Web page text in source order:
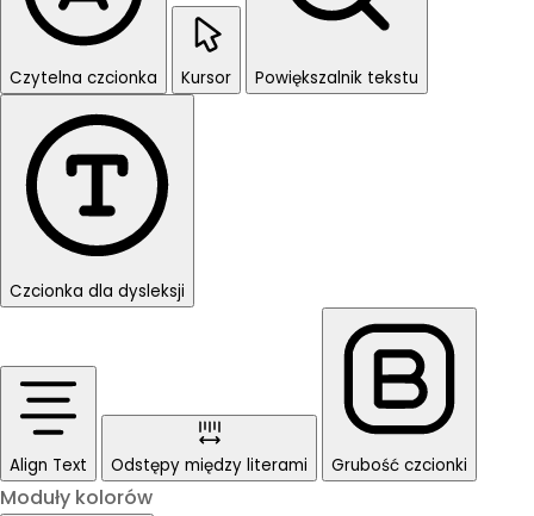
Czytelna czcionka Kursor Powiększalnik tekstu
Czcionka dla dysleksji
Align Text Odstępy między literami Grubość czcionki
Moduły kolorów